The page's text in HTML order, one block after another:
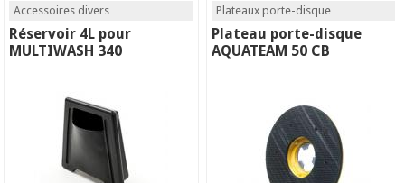
Accessoires divers
Réservoir 4L pour
MULTIWASH 340
Plateaux porte-disque
Plateau porte-disque
AQUATEAM 50 CB